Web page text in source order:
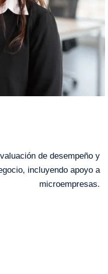
de desempeño y
incluyendo apoyo a
microempresas.